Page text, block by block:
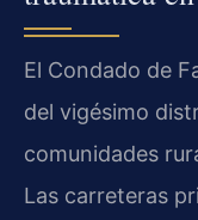
El Condado de
del vigésimo
comunidades
Las carreteras